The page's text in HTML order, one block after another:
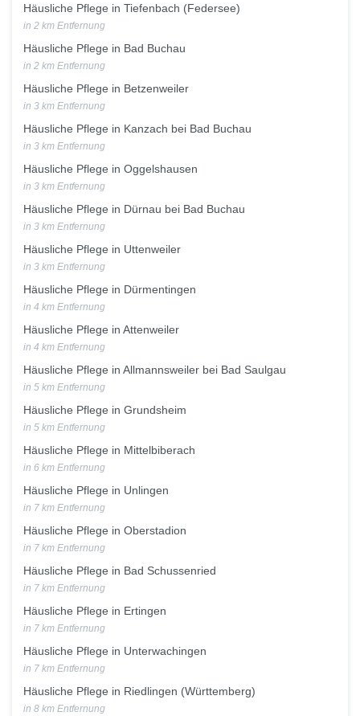
Häusliche Pflege in Tiefenbach (Federsee)
in 2 km Entfernung
Häusliche Pflege in Bad Buchau
in 2 km Entfernung
Häusliche Pflege in Betzenweiler
in 3 km Entfernung
Häusliche Pflege in Kanzach bei Bad Buchau
in 3 km Entfernung
Häusliche Pflege in Oggelshausen
in 3 km Entfernung
Häusliche Pflege in Dürnau bei Bad Buchau
in 3 km Entfernung
Häusliche Pflege in Uttenweiler
in 3 km Entfernung
Häusliche Pflege in Dürmentingen
in 4 km Entfernung
Häusliche Pflege in Attenweiler
in 4 km Entfernung
Häusliche Pflege in Allmannsweiler bei Bad Saulgau
in 5 km Entfernung
Häusliche Pflege in Grundsheim
in 5 km Entfernung
Häusliche Pflege in Mittelbiberach
in 6 km Entfernung
Häusliche Pflege in Unlingen
in 7 km Entfernung
Häusliche Pflege in Oberstadion
in 7 km Entfernung
Häusliche Pflege in Bad Schussenried
in 7 km Entfernung
Häusliche Pflege in Ertingen
in 7 km Entfernung
Häusliche Pflege in Unterwachingen
in 7 km Entfernung
Häusliche Pflege in Riedlingen (Württemberg)
in 8 km Entfernung